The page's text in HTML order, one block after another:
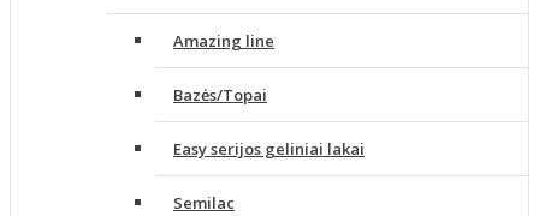
Amazing line
Bazės/Topai
Easy serijos geliniai lakai
Semilac